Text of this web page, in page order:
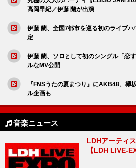
高岡早紀／伊藤 蘭が出演
伊藤 蘭、全国7都市を巡る初のライブ
定
伊藤 蘭、ソロとして初のシングル「恋
ルなMV公開
『FNSうたの夏まつり』にAKB48、欅
ル企画も
音楽ニュース
LDHアーティ
【LDH LIVE-